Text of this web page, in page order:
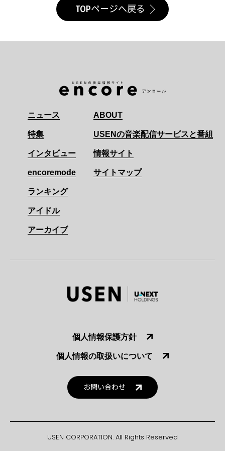
TOPページへ戻る
ニュース
特集
インタビュー
encoremode
ランキング
アイドル
アーカイブ
ABOUT
USENの音楽配信サービスと番組
情報サイト
サイトマップ
個人情報保護方針
個人情報の取扱いについて
お問い合わせ
USEN CORPORATION. All Rights Reserved